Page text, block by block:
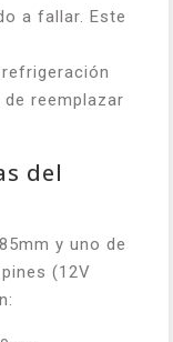
a fallar. Este
reemplazar
del
y uno de
(12V